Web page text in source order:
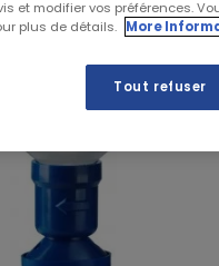
et modifier vos préférences.
plus de détails. More
Tout refuser